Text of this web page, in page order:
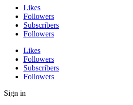
Likes
Followers
Subscribers
Followers
Likes
Followers
Subscribers
Followers
Sign in